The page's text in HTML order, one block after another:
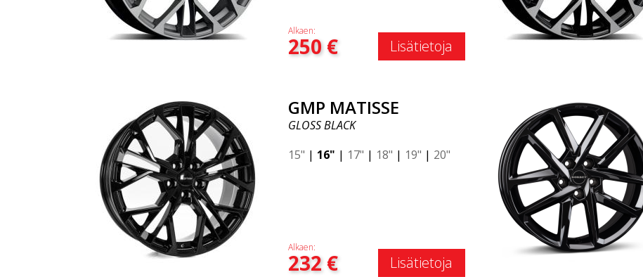
Alkaen:
250€ Lisätietoja
GMP MATISSE
GLOSS BLACK
15" | 16" | 17" | 18" | 19" | 20"
Alkaen:
232€ Lisätietoja